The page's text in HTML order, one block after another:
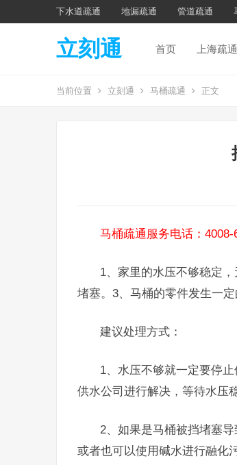
下水道疏通 地漏疏通 管道疏通
立刻通 首页 上海疏通
当前位置 立刻通 马桶疏通 正文
马桶疏通服务电话：4008-
1、家里的水压不够稳定
堵塞。3、马桶的零件发生一定
建议处理方式：
1、水压不够就一定要停
供水公司进行解决，等待水压
2、如果是马桶被挡堵塞
或者也可以使用碱水进行融化